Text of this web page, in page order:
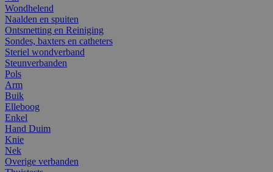
Wondhelend
Naalden en spuiten
Ontsmetting en Reiniging
Sondes, baxters en catheters
Steriel wondverband
Steunverbanden
Pols
Arm
Buik
Elleboog
Enkel
Hand Duim
Knie
Nek
Overige verbanden